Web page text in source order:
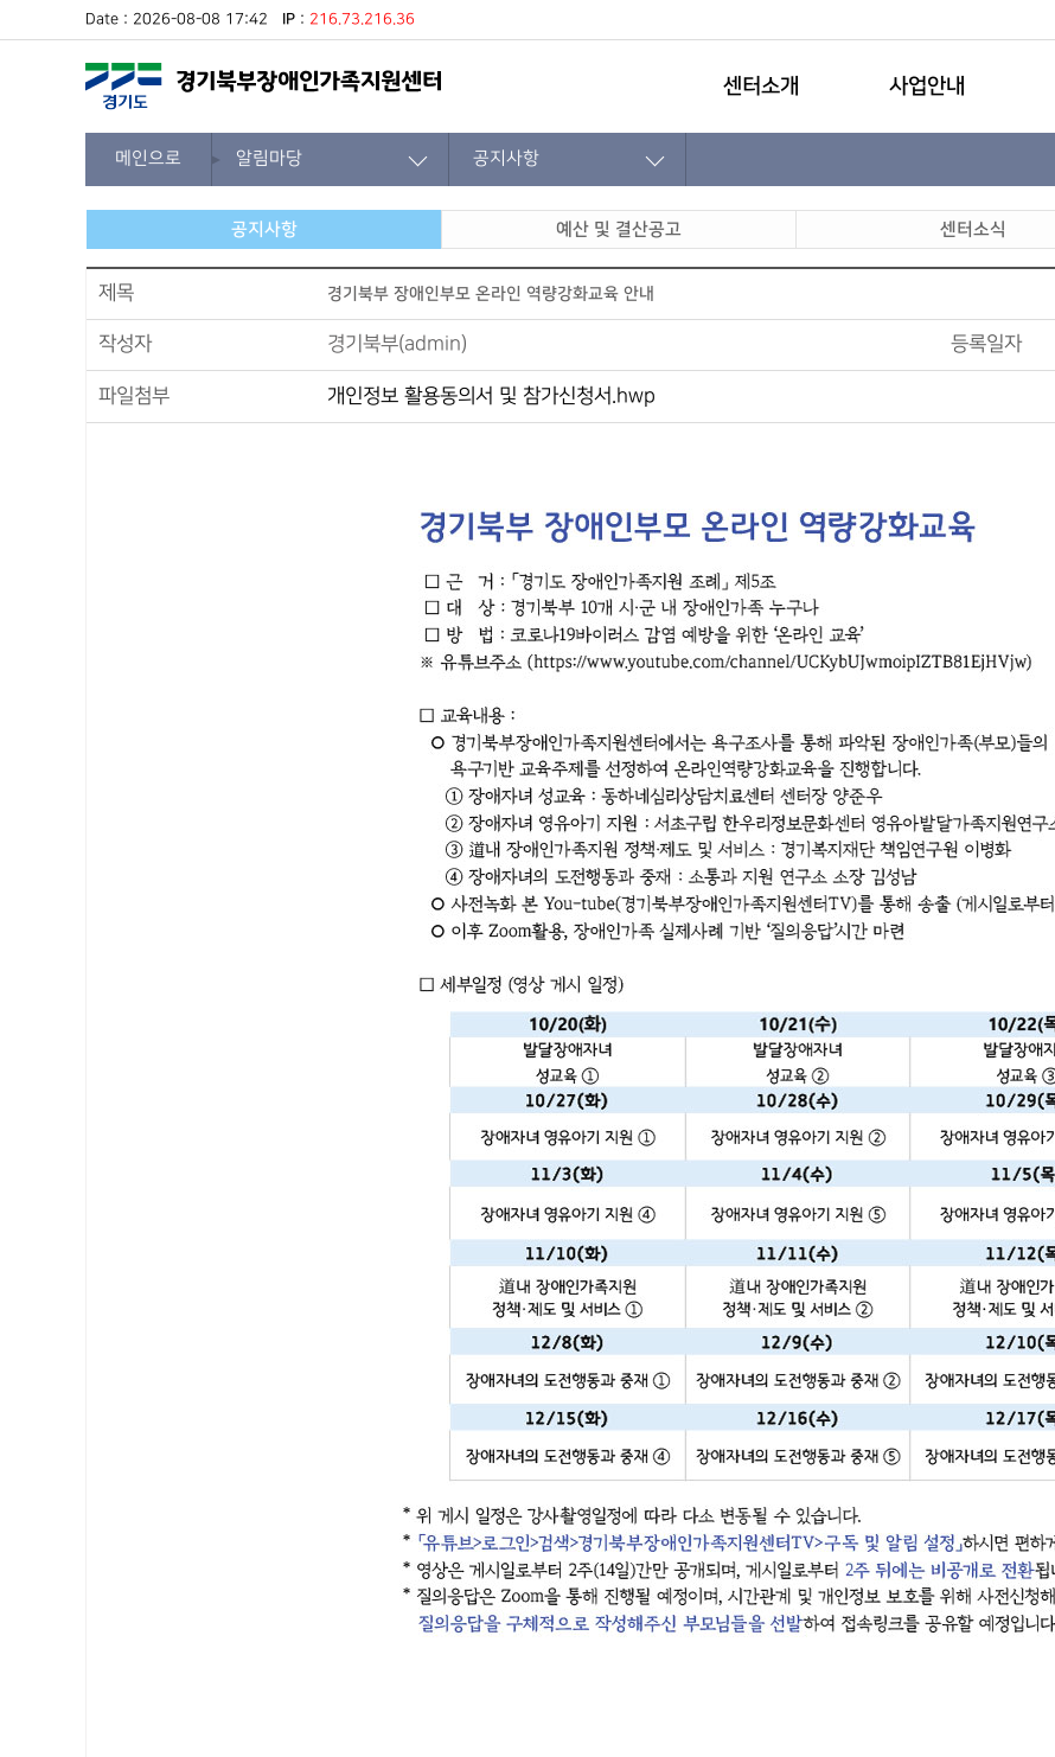
Date : 2026-08-08 17:42 IP : 216.73.216.36
센터소개 사업안내
메인으로 알림마당 공지사항
공지사항 예산 및 결산공고 센터소식
제목 경기북부 장애인부모 온라인 역량강화교육 안내
작성자 경기북부(admin) 등록일자
파일첨부 개인정보 활용동의서 및 참가신청서.hwp